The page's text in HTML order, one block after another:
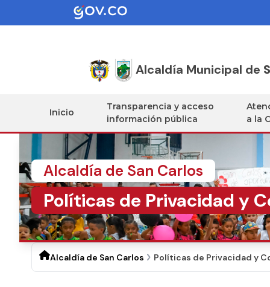
Alcaldía Municipal de
Inicio
Transparencia y acceso
información pública
a la
Alcaldía de San Carlos
Políticas de Privacidad y
Alcaldía de San Carlos Políticas de Privacidad y